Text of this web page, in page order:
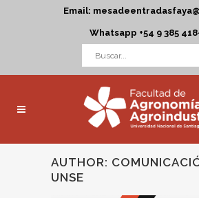
Email:
Whatsapp +54 9 385
AUTHOR:
UNSE